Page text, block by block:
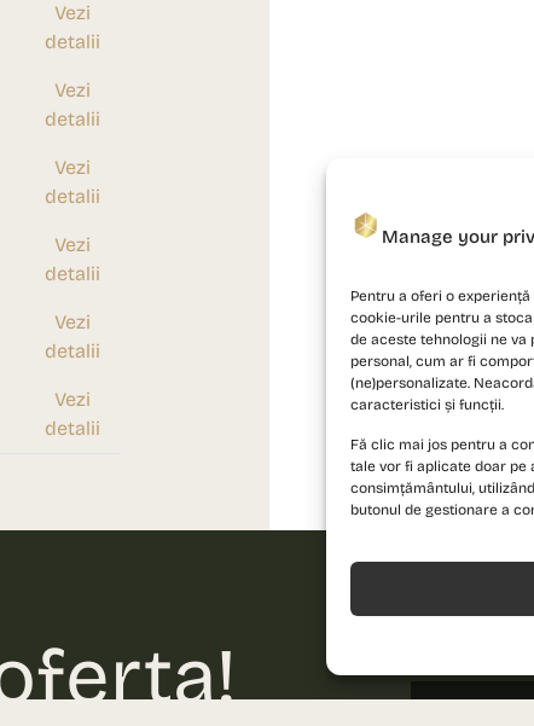
Manage your
Pentru a oferi o
cookie-urile pentru a
de aceste tehnologii ne
personal, cum ar fi
(ne)personalizate.
caracteristici și funcții.
Fă clic mai jos pentru a
tale vor fi aplicate doar pe
consimțământului,
butonul de gestionare a
Vezi
detalii
Vezi
detalii
Vezi
detalii
Vezi
detalii
Vezi
detalii
Vezi
detalii